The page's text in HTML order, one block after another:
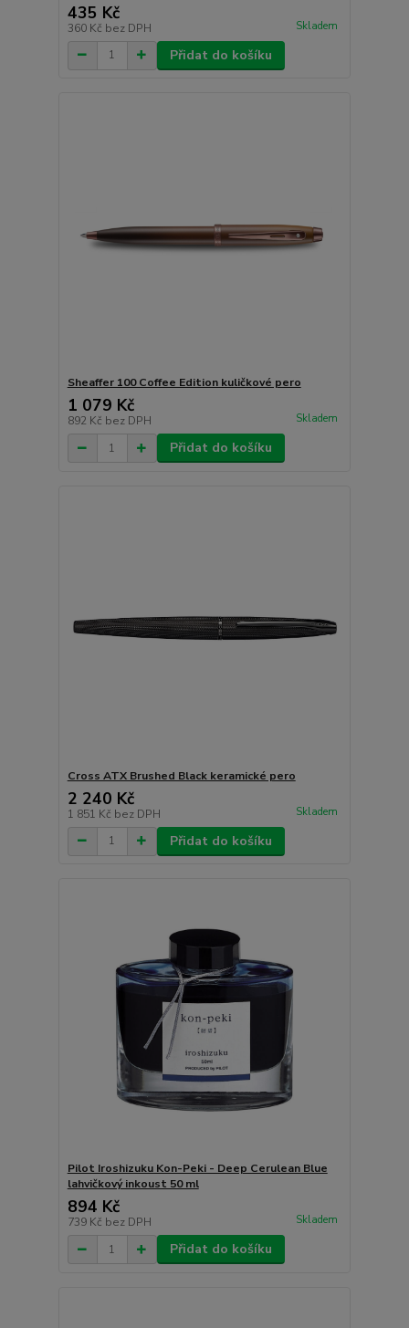
435 Kč
360 Kč bez DPH Skladem
Přidat do košíku
Sheaffer 100 Coffee Edition kuličkové pero
1 079 Kč
892 Kč bez DPH Skladem
Přidat do košíku
Cross ATX Brushed Black keramické pero
2 240 Kč
1 851 Kč bez DPH Skladem
Přidat do košíku
Pilot Iroshizuku Kon-Peki - Deep Cerulean Blue
lahvičkový inkoust 50 ml
894 Kč
739 Kč bez DPH Skladem
Přidat do košíku